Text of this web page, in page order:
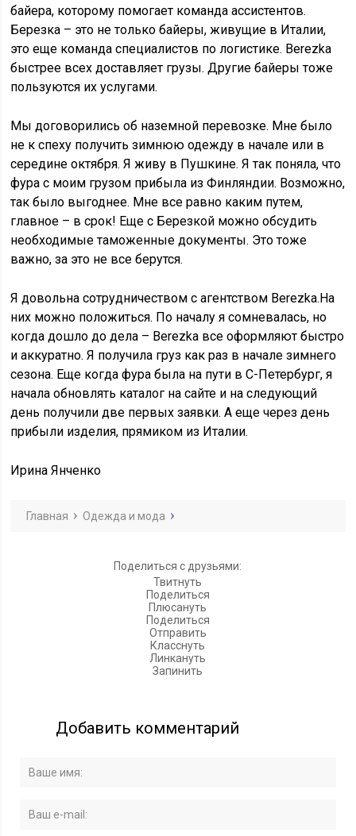
байера, которому помогает команда ассистентов.
Березка – это не только байеры, живущие в Италии,
это еще команда специалистов по логистике. Berezka
быстрее всех доставляет грузы. Другие байеры тоже
пользуются их услугами.
Мы договорились об наземной перевозке. Мне было
не к спеху получить зимнюю одежду в начале или в
середине октября. Я живу в Пушкине. Я так поняла, что
фура с моим грузом прибыла из Финляндии. Возможно,
так было выгоднее. Мне все равно каким путем,
главное – в срок! Еще с Березкой можно обсудить
необходимые таможенные документы. Это тоже
важно, за это не все берутся.
Я довольна сотрудничеством с агентством Berezka.На
них можно положиться. По началу я сомневалась, но
когда дошло до дела – Berezka все оформляют быстро
и аккуратно. Я получила груз как раз в начале зимнего
сезона. Еще когда фура была на пути в С-Петербург, я
начала обновлять каталог на сайте и на следующий
день получили две первых заявки. А еще через день
прибыли изделия, прямиком из Италии.
Ирина Янченко
Главная Одежда и мода
Поделиться с друзьями:
Твитнуть
Поделиться
Плюсануть
Поделиться
Отправить
Класснуть
Линкануть
Запинить
Добавить комментарий